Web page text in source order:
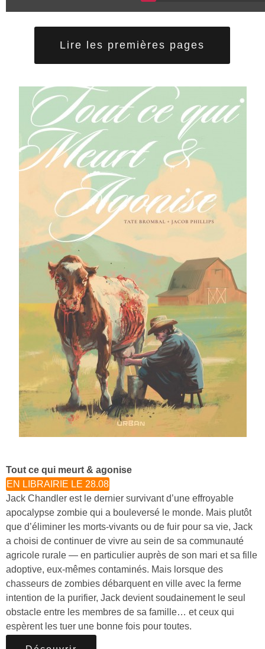
Lire les premières pages
Tout ce qui meurt & agonise
EN LIBRAIRIE LE 28.08
Jack Chandler est le dernier survivant d’une effroyable
apocalypse zombie qui a bouleversé le monde. Mais plutôt
que d’éliminer les morts-vivants ou de fuir pour sa vie, Jack
a choisi de continuer de vivre au sein de sa communauté
agricole rurale — en particulier auprès de son mari et sa fille
adoptive, eux-mêmes contaminés. Mais lorsque des
chasseurs de zombies débarquent en ville avec la ferme
intention de la purifier, Jack devient soudainement le seul
obstacle entre les membres de sa famille… et ceux qui
espèrent les tuer une bonne fois pour toutes.